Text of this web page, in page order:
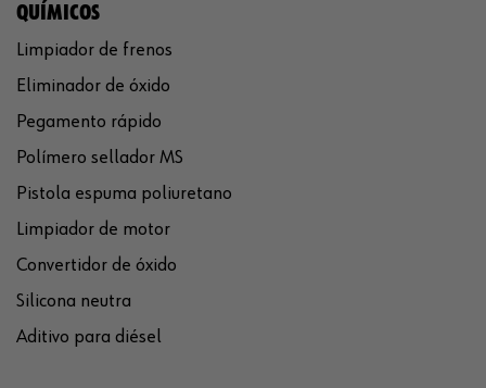
QUÍMICOS
Limpiador de frenos
Eliminador de óxido
Pegamento rápido
Polímero sellador MS
Pistola espuma poliuretano
Limpiador de motor
Convertidor de óxido
Silicona neutra
Aditivo para diésel